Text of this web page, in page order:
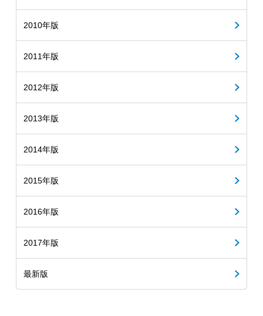
2010年版
2011年版
2012年版
2013年版
2014年版
2015年版
2016年版
2017年版
最新版